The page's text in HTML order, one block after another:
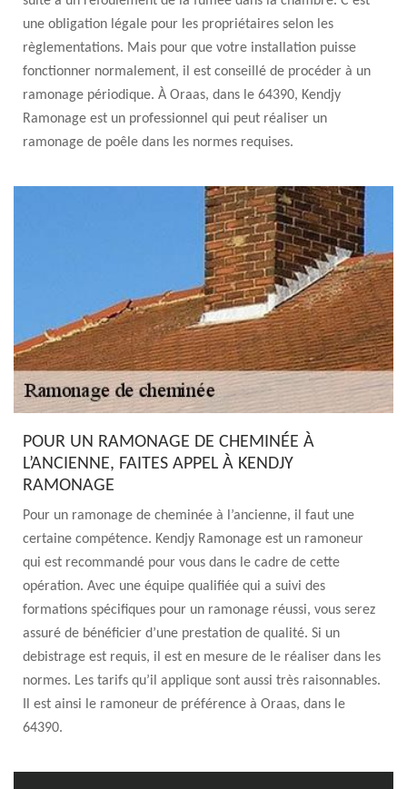
une obligation légale pour les propriétaires selon les
règlementations. Mais pour que votre installation puisse
fonctionner normalement, il est conseillé de procéder à un
ramonage périodique. À Oraas, dans le 64390, Kendjy
Ramonage est un professionnel qui peut réaliser un
ramonage de poêle dans les normes requises.
POUR UN RAMONAGE DE CHEMINÉE À
L’ANCIENNE, FAITES APPEL À KENDJY
RAMONAGE
Pour un ramonage de cheminée à l’ancienne, il faut une
certaine compétence. Kendjy Ramonage est un ramoneur
qui est recommandé pour vous dans le cadre de cette
opération. Avec une équipe qualifiée qui a suivi des
formations spécifiques pour un ramonage réussi, vous serez
assuré de bénéficier d’une prestation de qualité. Si un
debistrage est requis, il est en mesure de le réaliser dans les
normes. Les tarifs qu’il applique sont aussi très raisonnables.
Il est ainsi le ramoneur de préférence à Oraas, dans le
64390.